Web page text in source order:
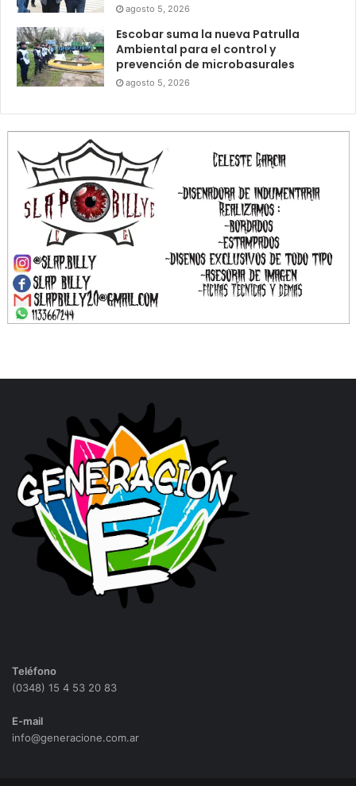
agosto 5, 2026
Escobar suma la nueva Patrulla
Ambiental para el control y
prevención de microbasurales
agosto 5, 2026
Teléfono
(0348) 15 4 53 20 83
E-mail
info@generacione.com.ar